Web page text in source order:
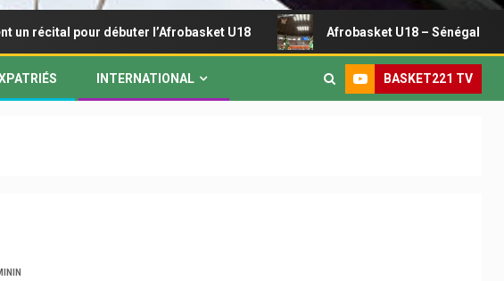
débuter l’Afrobasket U18 Afrobasket U18 – Sénégal vs Rwanda |
INTERNATIONAL BASKET221 TV